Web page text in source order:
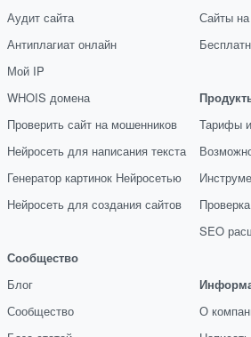
Аудит сайта
Антиплагиат онлайн
Мой IP
WHOIS домена
Проверить сайт на мошенников
Нейросеть для написания текста
Генератор картинок Нейросетью
Нейросеть для создания сайтов
Сообщество
Блог
Сообщество
Сайты на
Тарифы
SEO
О